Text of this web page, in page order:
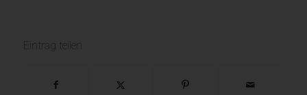
Eintrag teilen